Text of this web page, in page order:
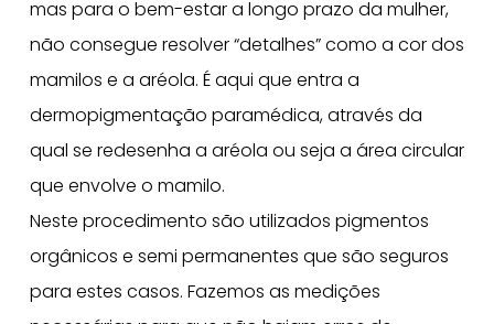
mas para o bem-estar a longo prazo da mulher,
não consegue resolver “detalhes” como a cor dos
mamilos e a aréola. É aqui que entra a
dermopigmentação paramédica, através da
qual se redesenha a aréola ou seja a área circular
que envolve o mamilo.
Neste procedimento são utilizados pigmentos
orgânicos e semi permanentes que são seguros
para estes casos. Fazemos as medições